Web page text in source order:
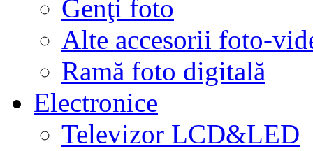
Genţi foto
Alte accesorii foto-
Ramă foto digitală
Electronice
Televizor LCD&LED